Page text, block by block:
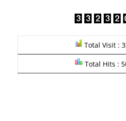
Total Visit :
Total Hits :